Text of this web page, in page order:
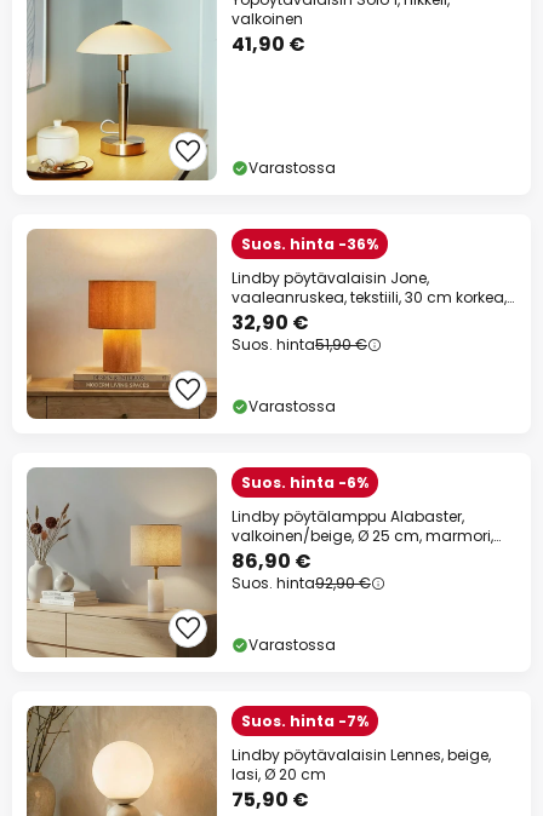
valkoinen
41,90 €
Varastossa
Suos. hinta -36%
Lindby pöytävalaisin Jone,
vaaleanruskea, tekstiili, 30 cm korkea,
E27
32,90 €
Suos. hinta51,90 €
Varastossa
Suos. hinta -6%
Lindby pöytälamppu Alabaster,
valkoinen/beige, Ø 25 cm, marmori,
E27
86,90 €
Suos. hinta92,90 €
Varastossa
Suos. hinta -7%
Lindby pöytävalaisin Lennes, beige,
lasi, Ø 20 cm
75,90 €